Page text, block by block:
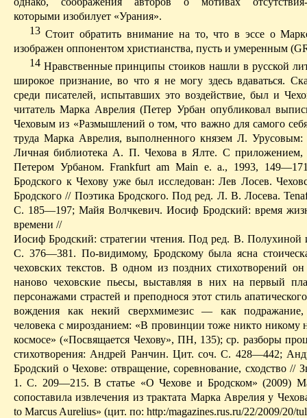
которыми изобилует «Урания».
13Стоит обратить внимание на то, что в эссе о
изображен оппонентом христи­анства, пусть и умеренным
14Нравственные принципы стоиков нашли в русской
широкое признание, во что я не могу здесь вдаваться.
среди писателей, испытавших это воздействие, был и
читатель Марка Аврелия (Петер Урбан опубликовал
Чехо­вым из «Размышлений о том, что важно для самого
труда Марка Аврелия, выпол­ненного князем Л. Урусовым:
Личная библиотека А. П. Чехова в Ялте. С приложе­нием,
Петером Урбаном.Frankfurt am Main e. а., 1993,
Бродского к Чехову уже был исследован: Лев Лосев.
Бродского // Поэтика Бродского. Под ред. Л. В. Лосева.
С. 185—197; МайяВолчкевич. Иосиф Бродский: время
времени //
Иосиф Бродский: стратегии чтения. Под ред. В. Полухиной
С. 376—381. По-видимому, Бродскому была ясна
чеховских текстов. В од­ном из поздних стихотворений он
наново чеховские пьесы, выставляя в них на пер­вый
персонажами страстей и преподнося этот стиль
вождения как некий сверхмимезис— как подражание,
человека с мирозданием: «В провинции тоже никто никому
космосе» («Посвящается Чехову», ПН, 135); ср. разборы
стихотворения: Андрей Ранчин. Цит. соч. С. 428—442;
Бродский о Чехове: отвращение, соревнование, сходство //
1. С. 209—215. В статье «О Чехове и Бродском» (2009)
сопоставила извлечения из трактата Марка Аврелия у
to Marcus Aurelius» (цит. по: http:/magazines.rus.ru/22/2009/20/